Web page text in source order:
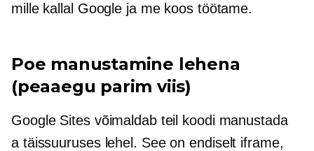
mille kallal Google ja me koos töötame.
Poe manustamine lehena
(peaaegu parim viis)
Google Sites võimaldab teil koodi manustada
a täissuuruseslehel. See on endiselt iframe,